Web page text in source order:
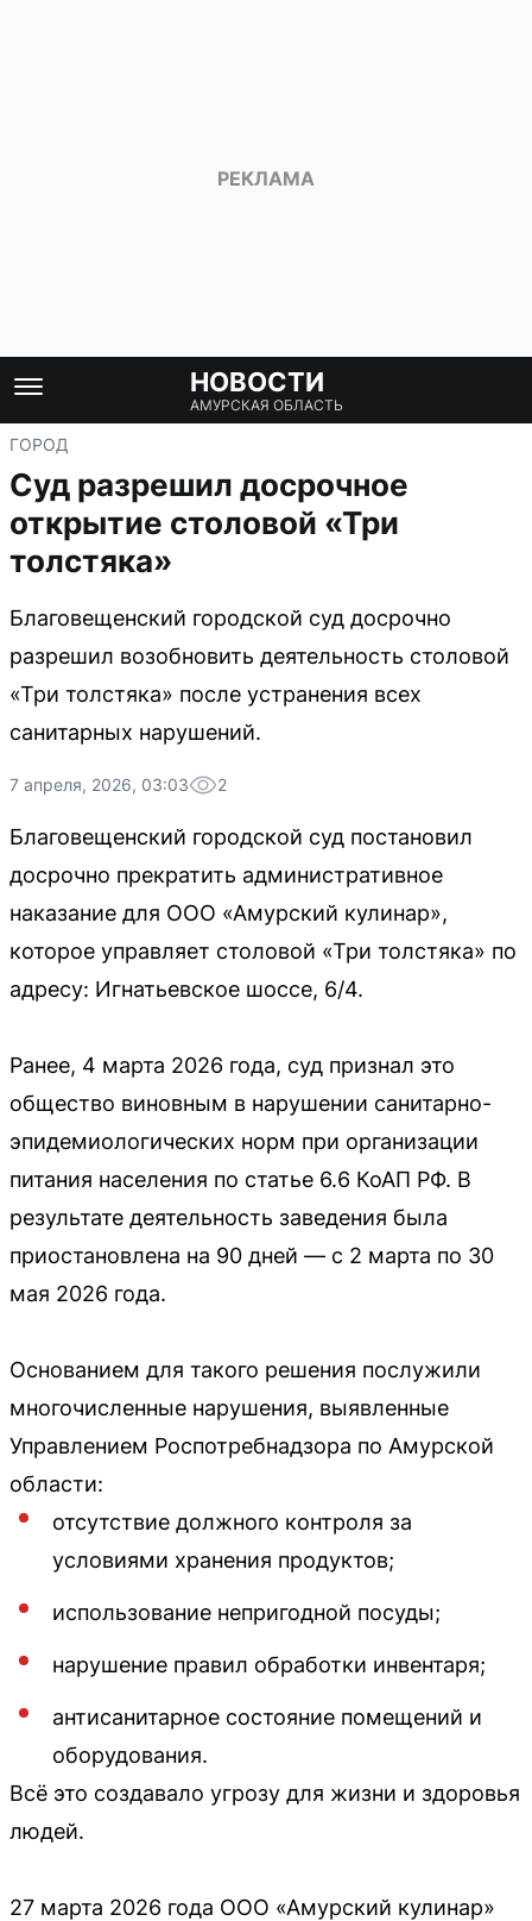
НОВОСТИ
АМУРСКАЯ ОБЛАСТЬ
ГОРОД
Суд разрешил досрочное
открытие столовой «Три
толстяка»
Благовещенский городской суд досрочно
разрешил возобновить деятельность столовой
«Три толстяка» после устранения всех
санитарных нарушений.
7 апреля, 2026, 03:03 2
Благовещенский городской суд постановил
досрочно прекратить административное
наказание для ООО «Амурский кулинар»,
которое управляет столовой «Три толстяка» по
адресу: Игнатьевское шоссе, 6/4.
Ранее, 4 марта 2026 года, суд признал это
общество виновным в нарушении санитарно-
эпидемиологических норм при организации
питания населения по статье 6.6 КоАП РФ. В
результате деятельность заведения была
приостановлена на 90 дней — с 2 марта по 30
мая 2026 года.
Основанием для такого решения послужили
многочисленные нарушения, выявленные
Управлением Роспотребнадзора по Амурской
области:
отсутствие должного контроля за
условиями хранения продуктов;
использование непригодной посуды;
нарушение правил обработки инвентаря;
антисанитарное состояние помещений и
оборудования.
Всё это создавало угрозу для жизни и здоровья
людей.
27 марта 2026 года ООО «Амурский кулинар»